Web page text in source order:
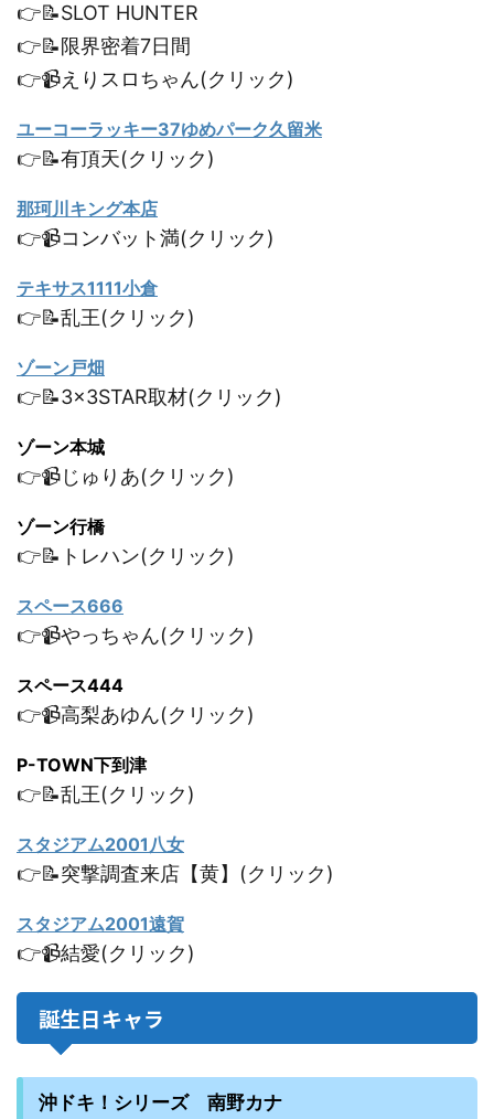
👉📝SLOT HUNTER
👉📝限界密着7日間
👉📹えりスロちゃん(クリック)
ユーコーラッキー37ゆめパーク久留米
👉📝有頂天(クリック)
那珂川キング本店
👉📹コンバット満(クリック)
テキサス1111小倉
👉📝乱王(クリック)
ゾーン戸畑
👉📝3×3STAR取材(クリック)
ゾーン本城
👉📹じゅりあ(クリック)
ゾーン行橋
👉📝トレハン(クリック)
スペース666
👉📹やっちゃん(クリック)
スペース444
👉📹高梨あゆん(クリック)
P-TOWN下到津
👉📝乱王(クリック)
スタジアム2001八女
👉📝突撃調査来店【黄】(クリック)
スタジアム2001遠賀
👉📹結愛(クリック)
誕生日キャラ
沖ドキ！シリーズ 南野カナ